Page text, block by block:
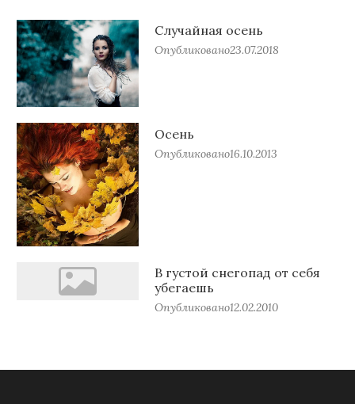
Случайная осень
Опубликовано23.07.2018
Осень
Опубликовано16.10.2013
В густой снегопад от себя
убегаешь
Опубликовано12.02.2010